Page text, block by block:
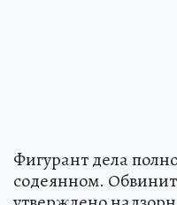
Фигурант дела
содеянном.